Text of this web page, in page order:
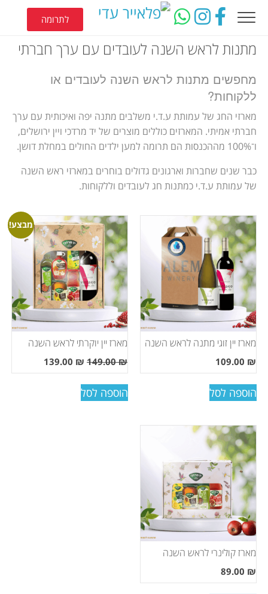
לתרומה
מתנות לראש השנה לעובדים עם ערך חברתי
מחפשים מתנות לראש השנה לעובדים או
ללקוחות?
מארזי החג של עמותת ע.ד.י משלבים מתנה יפה ואיכותית עם ערך
חברתי אמיתי. המארזים כוללים מוצרים של יד מרדכי ויין ירושלים,
ו־100% מההכנסות הם תרומה למען ילדים החולים במחלת דושן.
כבר שנים שחברות וארגונים גדולים בוחרים במארזי ראש השנה
של עמותת ע.ד.י כמתנות חג לעובדים וללקוחות.
מארז יין זוגי מתנה לראש השנה
109.00 ₪
הוספה לסל
מבצע!
מארז יין יוקרתי לראש השנה
149.00₪
139.00 ₪
הוספה לסל
מארז קולינרי לראש השנה
89.00 ₪